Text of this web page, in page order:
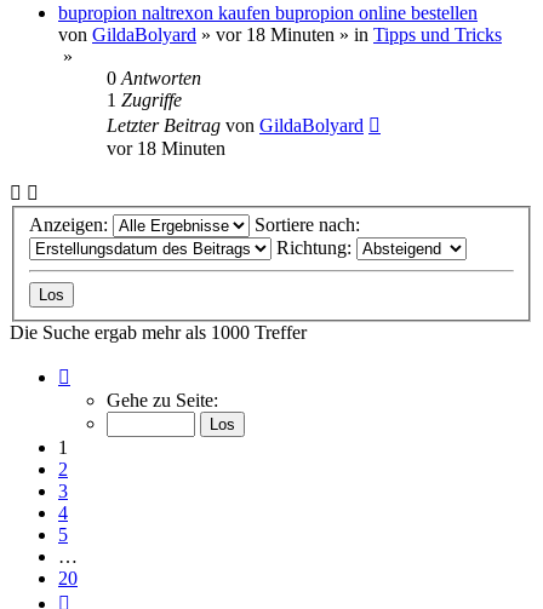
bupropion naltrexon kaufen bupropion online bestellen
von GildaBolyard » vor 18 Minuten » in Tipps und Tricks
»
0 Antworten
1 Zugriffe
Letzter Beitrag von GildaBolyard
vor 18 Minuten
Anzeigen:
Sortiere nach:
Richtung:
Die Suche ergab mehr als 1000 Treffer
von
Gehe zu Seite:
1
2
3
4
5
…
20